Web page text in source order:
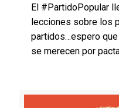
El #PartidoPopular
lecciones sobre los
partidos…espero
se merecen por